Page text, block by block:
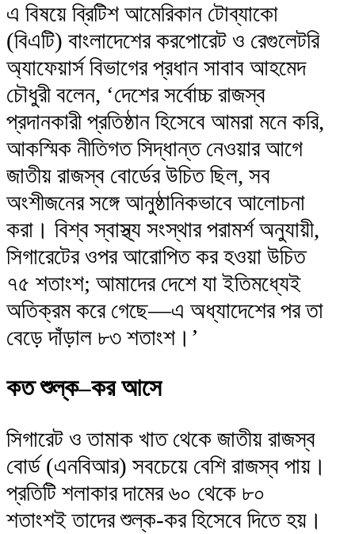
এ বিষয়ে ব্রিটিশ আমেরিকান টোব্যাকো
(বিএটি) বাংলাদেশের করপোরেট ও রেগুলেটরি
অ্যাফেয়ার্স বিভাগের প্রধান সাবাব আহমেদ
চৌধুরী বলেন, ‘দেশের সর্বোচ্চ রাজস্ব
প্রদানকারী প্রতিষ্ঠান হিসেবে আমরা মনে করি,
আকস্মিক নীতিগত সিদ্ধান্ত নেওয়ার আগে
জাতীয় রাজস্ব বোর্ডের উচিত ছিল, সব
অংশীজনের সঙ্গে আনুষ্ঠানিকভাবে আলোচনা
করা। বিশ্ব স্বাস্থ্য সংস্থার পরামর্শ অনুযায়ী,
সিগারেটের ওপর আরোপিত কর হওয়া উচিত
৭৫ শতাংশ; আমাদের দেশে যা ইতিমধ্যেই
অতিক্রম করে গেছে—এ অধ্যাদেশের পর তা
বেড়ে দাঁড়াল ৮৩ শতাংশ।’
কত শুল্ক–কর আসে
সিগারেট ও তামাক খাত থেকে জাতীয় রাজস্ব
বোর্ড (এনবিআর) সবচেয়ে বেশি রাজস্ব পায়।
প্রতিটি শলাকার দামের ৬০ থেকে ৮০
শতাংশই তাদের শুল্ক-কর হিসেবে দিতে হয়।